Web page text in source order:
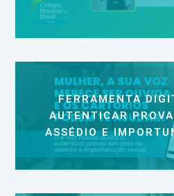
FERRAMENTA
AUTENTICAR
ASSÉDIO E